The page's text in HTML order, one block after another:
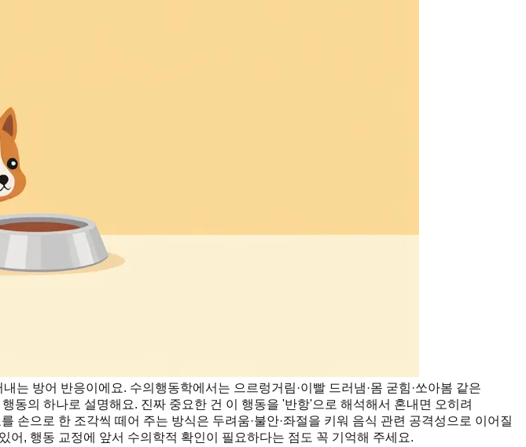
방어 반응이에요. 수의행동학에서는 으르렁거림·이빨 드러냄·몸 굳힘·쏘아봄 같은
동의 하나로 설명해요. 진짜 중요한 건 이 행동을 '반항'으로 해석해서 혼내면 오히려
손으로 한 조각씩 떼어 주는 방식은 두려움·불안·좌절을 키워 음식 관련 공격성으로 이어질
어, 행동 교정에 앞서 수의학적 확인이 필요하다는 점도 꼭 기억해 주세요.